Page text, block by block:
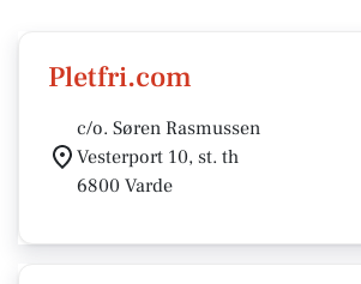
Pletfri.com
c/o. Søren Rasmussen
Vesterport 10, st. th
6800 Varde